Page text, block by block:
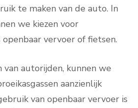
te maken van de auto. In
we kiezen voor
vervoer of fietsen.
autorijden, kunnen we
aanzienlijk
van openbaar vervoer is